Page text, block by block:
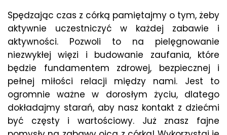
Spędzając czas z córką pamiętajmy o tym, żeby
aktywnie uczestniczyć w każdej zabawie i
aktywności. Pozwoli to na pielęgnowanie
niezwykłej więzi i budowanie zaufania, które
będzie fundamentem zdrowej, bezpiecznej i
pełnej miłości relacji między nami. Jest to
ogromnie ważne w dorosłym życiu, dlatego
dokładajmy starań, aby nasz kontakt z dziećmi
być częsty i wartościowy. Już znasz fajne